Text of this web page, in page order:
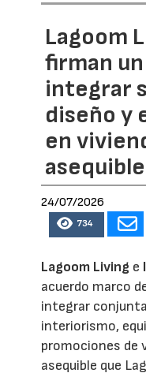
Lagoom
firman
integrar
diseño y
en
asequible
24/07/2026
734
Lagoom Living e
acuerdo marco
integrar
interiorismo,
promociones de
asequible que